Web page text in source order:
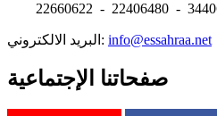
22660622 - 22406480 -
البريد الالكتروني: info@essahraa.net
صفحاتنا الإجتماعية